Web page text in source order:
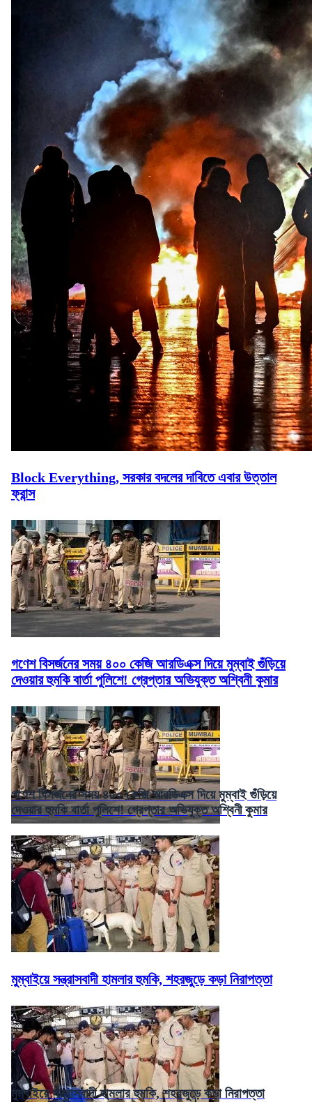
Block Everything, সরকার বদলের দাবিতে এবার উত্তাল
ফ্রান্স
গণেশ বিসর্জনের সময় ৪০০ কেজি আরডিএক্স দিয়ে মুম্বাই গুঁড়িয়ে
দেওয়ার হুমকি বার্তা পুলিশে! গ্রেপ্তার অভিযুক্ত অশ্বিনী কুমার
গণেশ বিসর্জনের সময় ৪০০ কেজি আরডিএক্স দিয়ে মুম্বাই গুঁড়িয়ে
দেওয়ার হুমকি বার্তা পুলিশে! গ্রেপ্তার অভিযুক্ত অশ্বিনী কুমার
মুম্বাইয়ে সন্ত্রাসবাদী হামলার হুমকি, শহরজুড়ে কড়া নিরাপত্তা
মুম্বাইয়ে সন্ত্রাসবাদী হামলার হুমকি, শহরজুড়ে কড়া নিরাপত্তা